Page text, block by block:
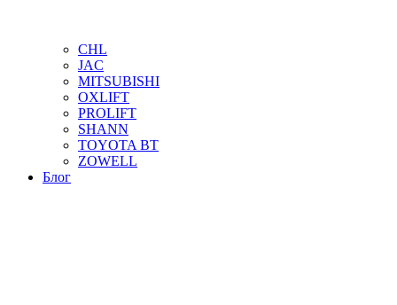
CHL
JAC
MITSUBISHI
OXLIFT
PROLIFT
SHANN
TOYOTA BT
ZOWELL
Блог